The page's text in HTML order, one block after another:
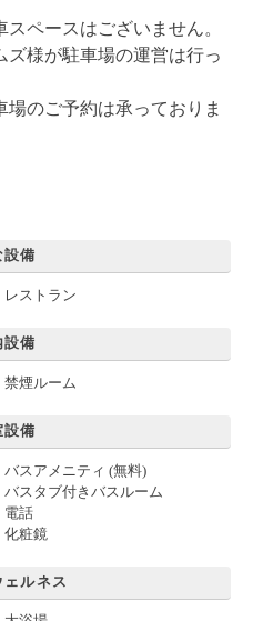
ペースはございません。
様が駐車場の運営は行っ
のご予約は承っておりま
設備
レストラン
設備
禁煙ルーム
設備
バスアメニティ (無料)
バスタブ付きバスルーム
電話
化粧鏡
ェルネス